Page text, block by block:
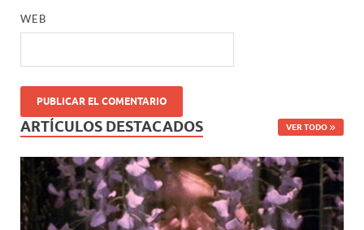
WEB
ARTÍCULOS DESTACADOS VER TODO